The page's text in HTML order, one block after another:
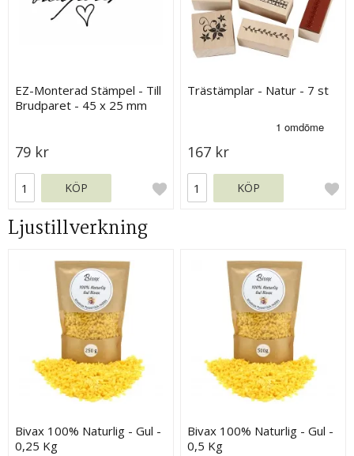
EZ-Monterad Stämpel - Till
Brudparet - 45 x 25 mm
79 kr
KÖP
Trästämplar - Natur - 7 st
167 kr
KÖP
Ljustillverkning
Bivax 100% Naturlig - Gul -
0,25 Kg
Bivax 100% Naturlig - Gul -
0,5 Kg